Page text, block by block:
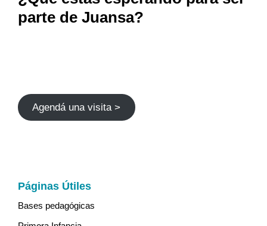
parte de Juansa?
Agendá una visita >
Páginas Útiles
Bases pedagógicas